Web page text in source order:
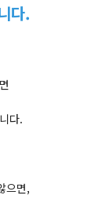
다.
다.
으면,